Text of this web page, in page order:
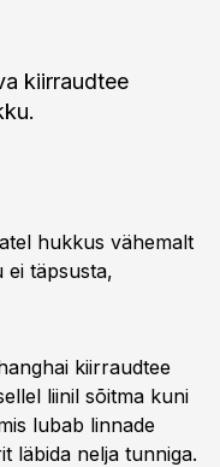
kiirraudtee
hukkus vähemalt
ei täpsusta,
kiirraudtee
liinil sõitma kuni
lubab linnade
läbida nelja tunniga.